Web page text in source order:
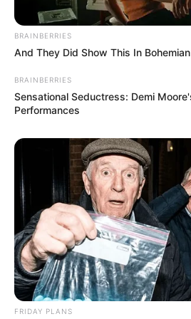
2010-ben volt.”
A videóban ezzel azt üzente,
maga után.
támogatásokat is felsorolta
A leltárban hangsúlyos helyet
családtámogatások, az
fiatalokat érintő
fogalmazott:
Hirdetés
BRAINBERRIES
And They Did Show This In
BRAINBERRIES
Sensational Seductress: Demi
Performances
FRIDAY PLANS